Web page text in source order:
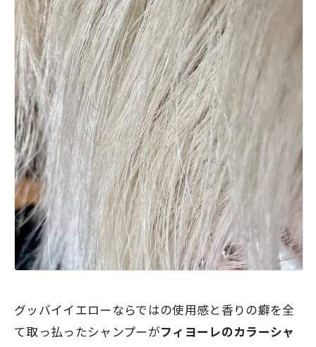
グッバイイエローならではの使用感と香りの癖を全
て取っ払ったシャンプーがフィヨーレのカラーシャ